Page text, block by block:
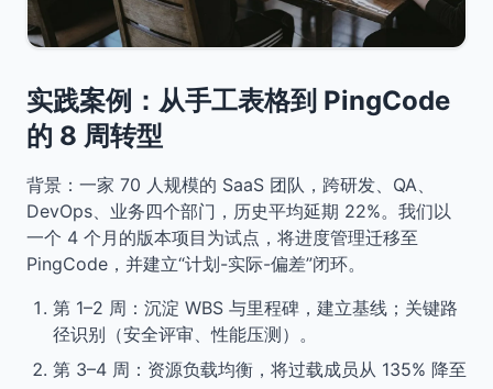
实践案例：从手工表格到 PingCode
的 8 周转型
背景：一家 70 人规模的 SaaS 团队，跨研发、QA、
DevOps、业务四个部门，历史平均延期 22%。我们以
一个 4 个月的版本项目为试点，将进度管理迁移至
PingCode，并建立“计划-实际-偏差”闭环。
第 1–2 周：沉淀 WBS 与里程碑，建立基线；关键路
径识别（安全评审、性能压测）。
第 3–4 周：资源负载均衡，将过载成员从 135% 降至